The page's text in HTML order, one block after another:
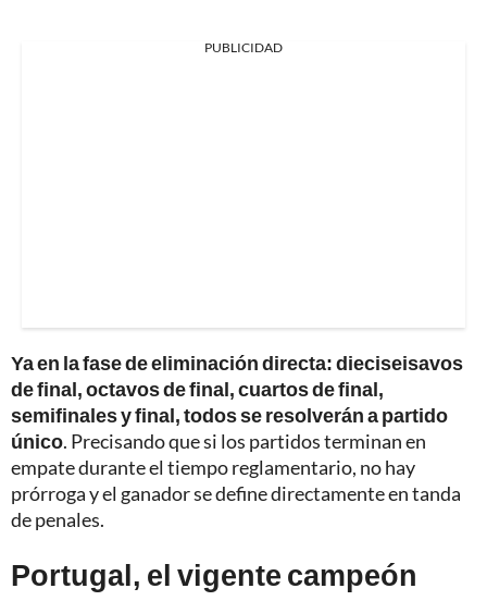
PUBLICIDAD
Ya en la fase de eliminación directa: dieciseisavos
de final, octavos de final, cuartos de final,
semifinales y final, todos se resolverán a partido
único. Precisando que si los partidos terminan en
empate durante el tiempo reglamentario, no hay
prórroga y el ganador se define directamente en tanda
de penales.
Portugal, el vigente campeón